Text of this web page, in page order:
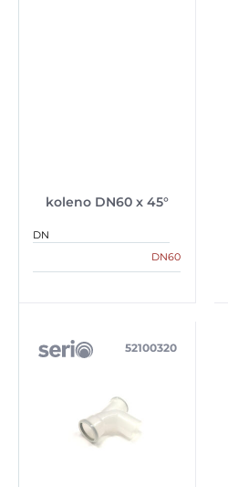
koleno DN60 x 45°
DN
DN60
52100320